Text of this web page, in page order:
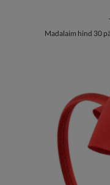
Madalaim hind 30